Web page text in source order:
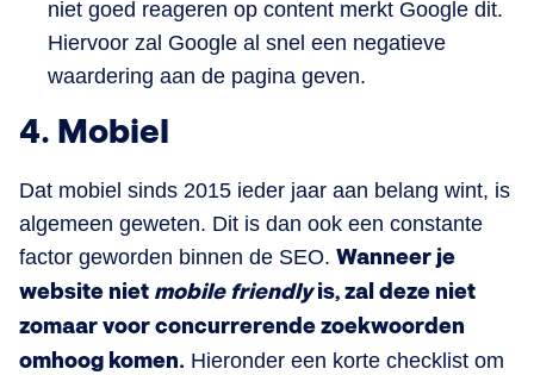
niet goed reageren op content merkt Google dit.
Hiervoor zal Google al snel een negatieve
waardering aan de pagina geven.
4. Mobiel
Dat mobiel sinds 2015 ieder jaar aan belang wint, is
algemeen geweten. Dit is dan ook een constante
factor geworden binnen de SEO. Wanneer je
website niet mobile friendlyis, zal deze niet
zomaar voor concurrerende zoekwoorden
omhoog komen. Hieronder een korte checklist om